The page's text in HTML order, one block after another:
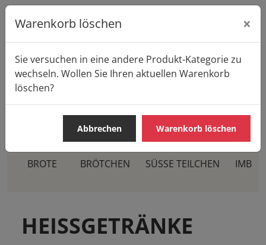
Warenkorb löschen ×
Sie versuchen in eine andere Produkt-Kategorie zu
wechseln. Wollen Sie Ihren aktuellen Warenkorb
löschen?
Abbrechen Warenkorb löschen
Startseite Produkte
Casa Pane
HEISSGETRÄNKE
BROTE BRÖTCHEN SÜSSE TEILCHEN
HEISSGETRÄNKE